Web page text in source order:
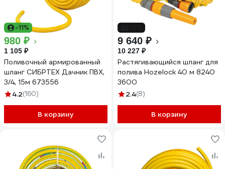
-11%
980 ₽
1 105 ₽
Поливочный армированный
шланг СИБРТЕХ Дачник ПВХ,
3/4, 15м 673556
4.2(160)
В корзину
9 640 ₽
10 227 ₽
Растягивающийся шланг для
полива Hozelock 40 м 8240
3600
2.4(8)
В корзину